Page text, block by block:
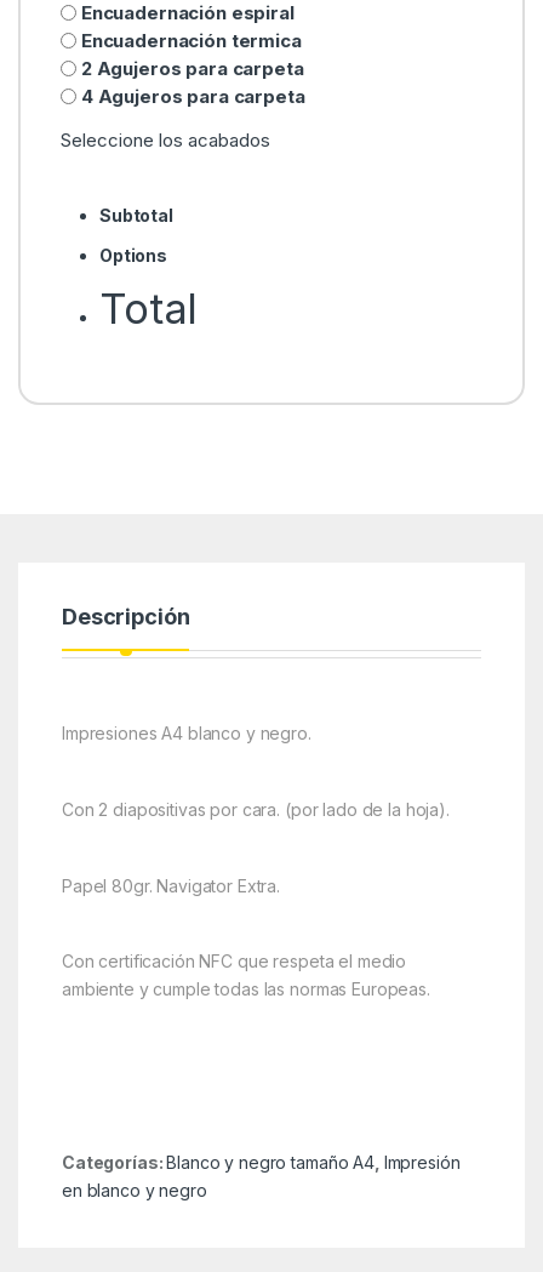
Encuadernación espiral
Encuadernación termica
2 Agujeros para carpeta
4 Agujeros para carpeta
Seleccione los acabados
Subtotal
Options
Total
Descripción
Impresiones A4 blanco y negro.
Con 2 diapositivas por cara. (por lado de la hoja).
Papel 80gr. Navigator Extra.
Con certificación NFC que respeta el medio
ambiente y cumple todas las normas Europeas.
Categorías: Blanco y negro tamaño A4, Impresión
en blanco y negro